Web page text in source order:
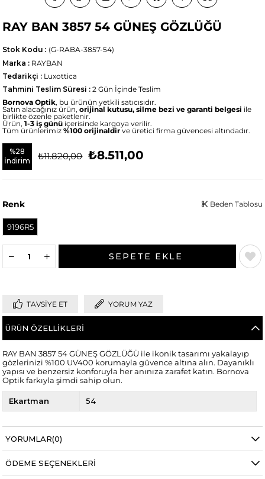
RAY BAN 3857 54 GÜNEŞ GÖZLÜĞÜ
(G-RABA-3857-54)
Stok Kodu
Marka : RAYBAN
Tedarikçi : Luxottica
Tahmini Teslim Süresi : 2 Gün İçinde Teslim
Bornova Optik, bu ürünün yetkili satıcısıdır.
Satın alacağınız ürün,orijinal kutusu, silme bezi ve garanti belgesi ile
birlikte özenle paketlenir.
Ürün,1-3 iş günü içerisinde kargoya verilir.
Tüm ürünlerimiz%100 orijinaldirve üretici firma güvencesi altındadır.
%28
İndirim
₺11.820,00 ₺8.511,00
Renk
9196R5
Beden Tablosu
TAVSIYE ET YORUM YAZ
ÜRÜN ÖZELLIKLERI
RAY BAN 3857 54 GÜNEŞ GÖZLÜĞÜ ile ikonik tasarımı yakalayıp
gözlerinizi %100 UV400 korumayla güvence altına alın. Dayanıklı
yapısı ve benzersiz konforuyla her anınıza zarafet katın. Bornova
Optik farkıyla şimdi sahip olun.
Ekartman 54
YORUMLAR(0)
ÖDEME SEÇENEKLERI